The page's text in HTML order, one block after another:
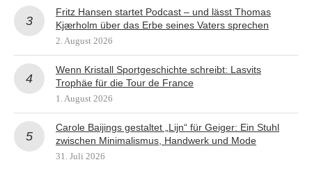
Fritz Hansen startet Podcast – und lässt Thomas
Kjærholm über das Erbe seines Vaters sprechen
2. August 2026
Wenn Kristall Sportgeschichte schreibt: Lasvits
Trophäe für die Tour de France
1. August 2026
Carole Baijings gestaltet „Lijn“ für Geiger: Ein Stuhl
zwischen Minimalismus, Handwerk und Mode
31. Juli 2026